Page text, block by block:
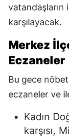
vatandaşların
karşılayacak.
Merkez
Eczaneler
Bu gece
eczaneler ve
Kadın
karşısı,